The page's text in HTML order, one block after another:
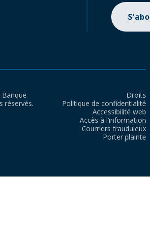
réservés.
Droits
Politique de confidentialité
Accessibilité web
Accès à l’information
Courriers frauduleux
Porter plainte